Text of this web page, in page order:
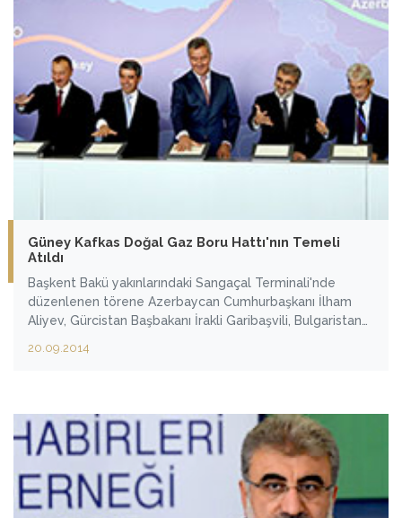
Güney Kafkas Doğal Gaz Boru Hattı'nın Temeli
Atıldı
Başkent Bakü yakınlarındaki Sangaçal Terminali'nde
düzenlenen törene Azerbaycan Cumhurbaşkanı İlham
Aliyev, Gürcistan Başbakanı İrakli Garibaşvili, Bulgaristan
Antonis Samaras, Karadağ Başbakanı Milo Çukanovic ve
20.09.2014